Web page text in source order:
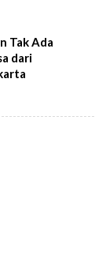
Tak Ada
dari